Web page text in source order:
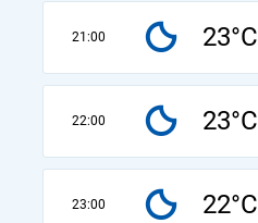
21:00 23°C
22:00 23°C
23:00 22°C